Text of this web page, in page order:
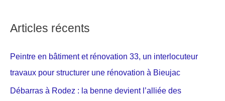
Articles récents
Peintre en bâtiment et rénovation 33, un interlocuteur
travaux pour structurer une rénovation à Bieujac
Débarras à Rodez : la benne devient l’alliée des